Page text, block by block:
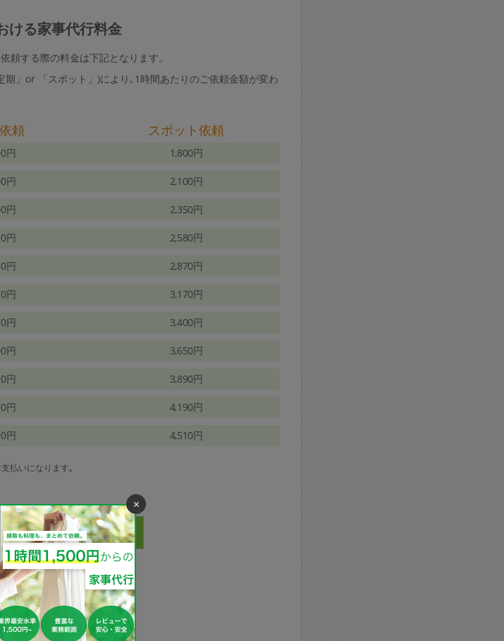
ける家事代行料金
頼する際の料金は下記となります。
」or 「スポット」)により､1時間あたりのご依頼金額が変わ
頼 スポット依頼
円 1,800円
円 2,100円
円 2,350円
円 2,580円
円 2,870円
円 3,170円
円 3,400円
円 3,650円
円 3,890円
円 4,190円
円 4,510円
払いになります｡
サービスの種類
×